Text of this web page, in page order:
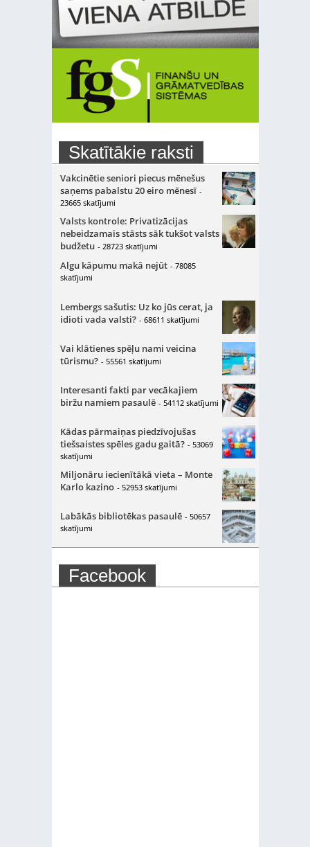
Skatītākie raksti
Vakcinētie seniori piecus mēnešus
saņems pabalstu 20 eiro mēnesī -
23665 skatījumi
Valsts kontrole: Privatizācijas
nebeidzamais stāsts sāk tukšot valsts
budžetu - 28723 skatījumi
Algu kāpumu makā nejūt - 78085
skatījumi
Lembergs sašutis: Uz ko jūs cerat, ja
idioti vada valsti? - 68611 skatījumi
Vai klātienes spēļu nami veicina
tūrismu? - 55561 skatījumi
Interesanti fakti par vecākajiem
biržu namiem pasaulē - 54112 skatījumi
Kādas pārmaiņas piedzīvojušas
tiešsaistes spēles gadu gaitā? - 53069
skatījumi
Miljonāru iecienītākā vieta – Monte
Karlo kazino - 52953 skatījumi
Labākās bibliotēkas pasaulē - 50657
skatījumi
Facebook